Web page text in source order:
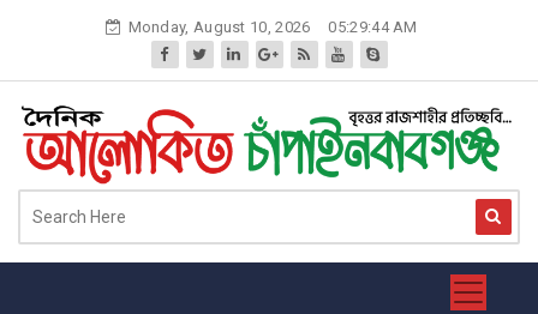
Monday, August 10, 2026 05:29:44 AM